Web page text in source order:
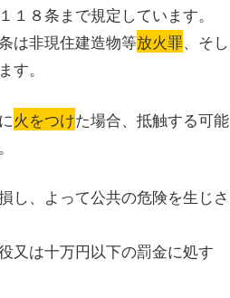
８条まで規定しています。
は非現住建造物等放火罪、そし
す。
火をつけた場合、抵触する可能
、よって公共の危険を生じさ
又は十万円以下の罰金に処す